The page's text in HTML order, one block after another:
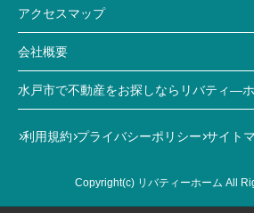
アクセスマップ
会社概要
水戸市で不動産をお探しならリバティ―
利用規約 プライバシーポリシー サイト
Copyright(c) リバティーホーム All